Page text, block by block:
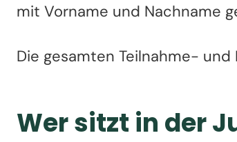
mit Vorname und Nachname
Die gesamten Teilnahme-
Wer sitzt in der